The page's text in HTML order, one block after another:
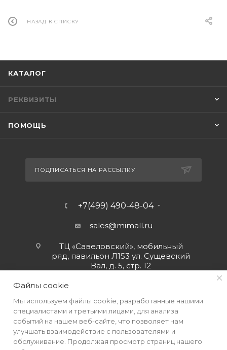
НАЗАД К СПИСКУ
КАТАЛОГ
РЕКВИЗИТЫ
ПОМОЩЬ
ПОДПИСАТЬСЯ НА РАССЫЛКУ
+7(499) 490-48-04
sales@mimall.ru
ТЦ «Савеловский», мобильный
ряд, павильон Л153 ул. Сущевский
Вал, д. 5, стр. 12
Файлы cookie
Мы используем файлы cookie, разработанные нашими
специалистами и третьими лицами, для анализа
событий на нашем веб-сайте, что позволяет нам
улучшать взаимодействие с пользователями и
обслуживание. Продолжая просмотр страниц нашего